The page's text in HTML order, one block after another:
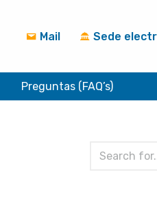
Mail Sede
Preguntas (FAQ’s)